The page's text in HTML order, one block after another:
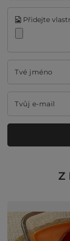
Přidejte
Tvé jméno
Tvůj e-mail
Z